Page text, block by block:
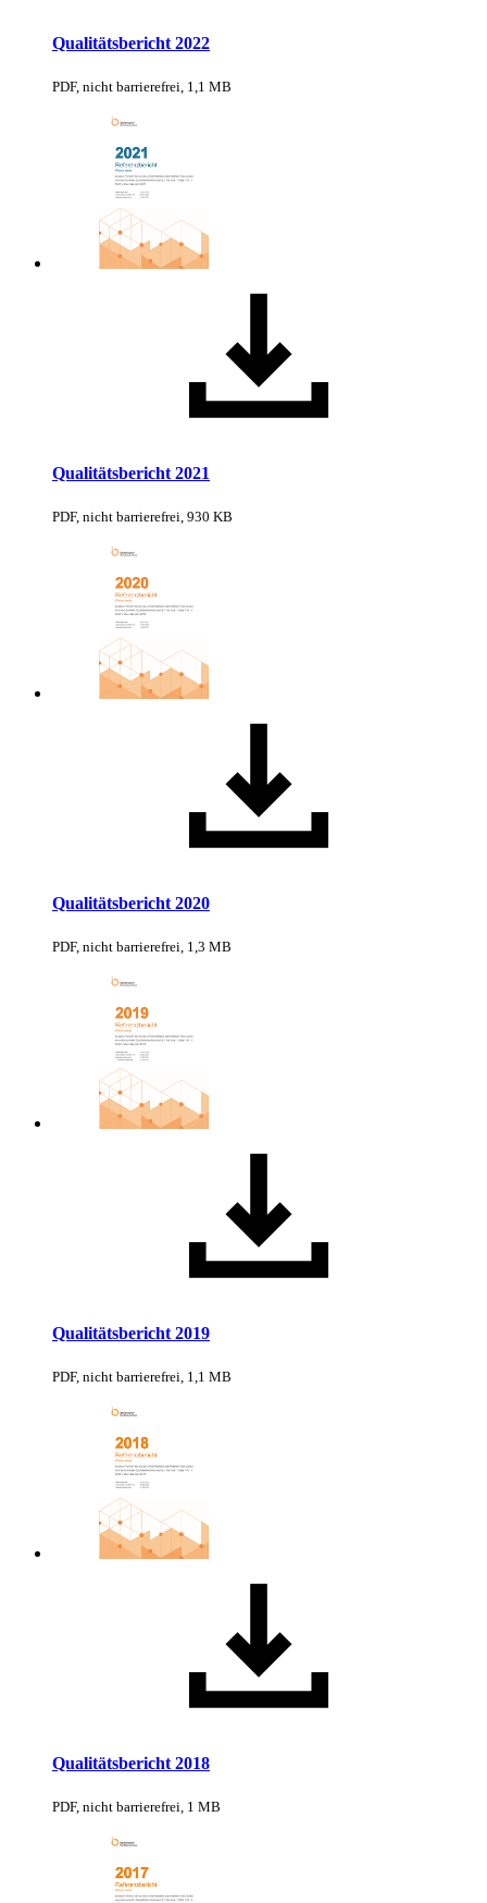
Qualitätsbericht 2022
PDF, nicht barrierefrei, 1,1 MB
Qualitätsbericht 2021
PDF, nicht barrierefrei, 930 KB
Qualitätsbericht 2020
PDF, nicht barrierefrei, 1,3 MB
Qualitätsbericht 2019
PDF, nicht barrierefrei, 1,1 MB
Qualitätsbericht 2018
PDF, nicht barrierefrei, 1 MB